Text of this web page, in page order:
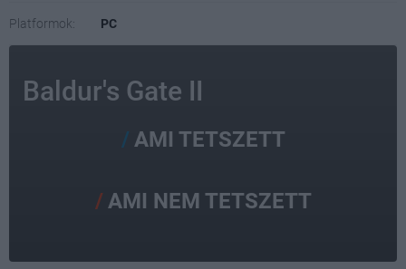
Platformok: PC
Baldur's Gate II
AMI TETSZETT
AMI NEM TETSZETT